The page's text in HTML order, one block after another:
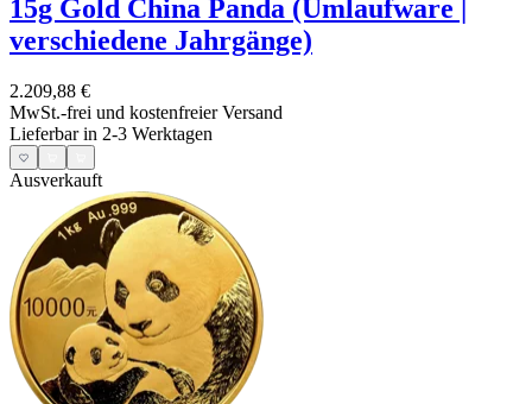
15g Gold China Panda (Umlaufware |
verschiedene Jahrgänge)
2.209,88 €
MwSt.-frei und kostenfreier Versand
Lieferbar in 2-3 Werktagen
Ausverkauft